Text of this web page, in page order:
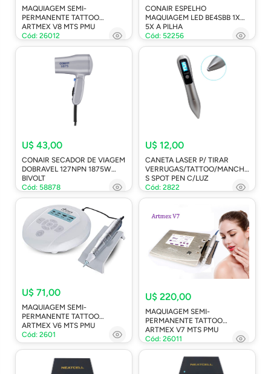
MAQUIAGEM SEMI-
PERMANENTE TATTOO
ARTMEX V8 MTS PMU
Cód: 26012
CONAIR ESPELHO
MAQUIAGEM LED BE4SBB 1X
5X A PILHA
Cód: 52256
U$ 43,00
CONAIR SECADOR DE VIAGEM
DOBRAVEL 127NPN 1875W
BIVOLT
Cód: 58878
U$ 12,00
CANETA LASER P/ TIRAR
VERRUGAS/TATTOO/MANCHA
S SPOT PEN C/LUZ
Cód: 2822
U$ 71,00
MAQUIAGEM SEMI-
PERMANENTE TATTOO
ARTMEX V6 MTS PMU
Cód: 2601
U$ 220,00
MAQUIAGEM SEMI-
PERMANENTE TATTOO
ARTMEX V7 MTS PMU
Cód: 26011